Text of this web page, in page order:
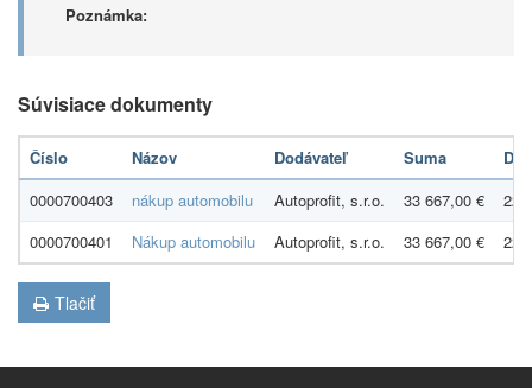
Poznámka:
Súvisiace dokumenty
Číslo Názov Dodávateľ Suma
0000700403
nákup automobilu Autoprofit, s.r.o. 33 667,00 €
0000700401
Nákup automobilu Autoprofit, s.r.o. 33 667,00 €
Tlačiť